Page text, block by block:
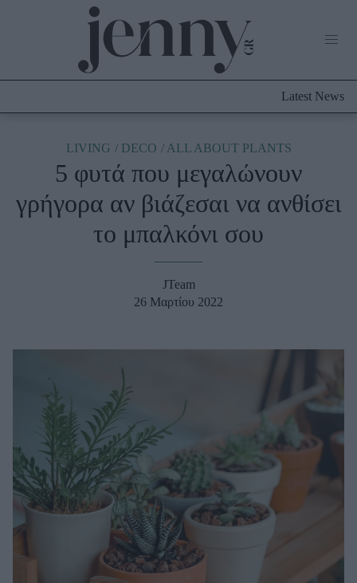
Culture
Fashion
Shopping
Μαλλιά - Νύχια
Well being
Ψυχολογία
Υγεία + Διατροφή
Σχέσεις & Σεξ
Fitness
Woman Power
Latest News
LIVING DECO ALL ABOUT PLANTS
5 φυτά που μεγαλώνουν
γρήγορα αν βιάζεσαι να ανθίσει
το μπαλκόνι σου
JTeam
26 Μαρτίου 2022